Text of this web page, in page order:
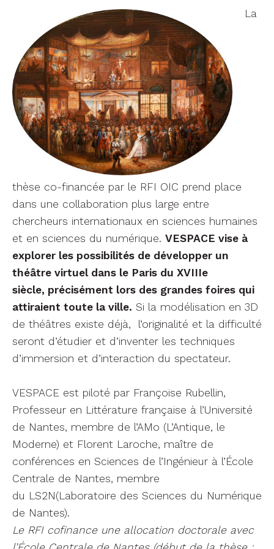
La
thèse co-financée par le RFI OIC prend place
dans une collaboration plus large entre
chercheurs internationaux en sciences humaines
et en sciences du numérique. VESPACE vise à
explorer les possibilités de développer un
théâtre virtuel dans le Paris du XVIIIe
siècle, précisément lors des grandes foires qui
attiraient toute la ville. Si la modélisation en 3D
de théâtres existe déjà, l’originalité et la difficulté
seront d’étudier et d’inventer les techniques
d’immersion et d’interaction du spectateur.
VESPACE est piloté par Françoise Rubellin,
Professeur en Littérature française à l’Université
de Nantes, membre de l’AMo (L’Antique, le
Moderne) et Florent Laroche, maître de
conférences en Sciences de l’Ingénieur à l’École
Centrale de Nantes, membre
du LS2N(Laboratoire des Sciences du Numérique
de Nantes).
Le RFI cofinance une allocation doctorale avec